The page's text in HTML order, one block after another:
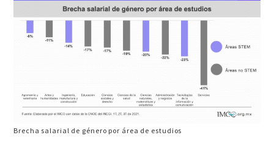
Brecha salarial de género por área de estudios